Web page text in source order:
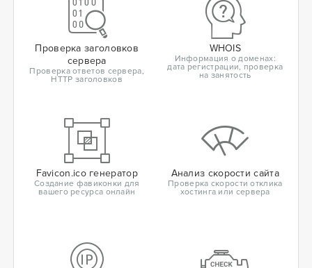
Проверка заголовков
сервера
Проверка ответов сервера,
HTTP заголовков
WHOIS
Информация о доменах:
дата регистрации, проверка
на занятость
Favicon.ico генератор
Создание фавиконки для
вашего ресурса онлайн
Анализ скорости сайта
Проверка скорости отклика
хостинга или сервера